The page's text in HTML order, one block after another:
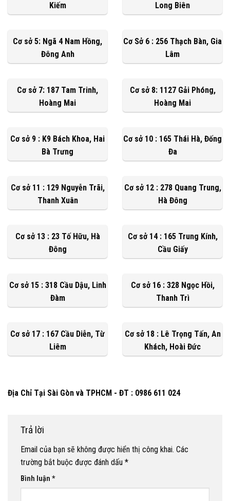
Kiếm
Long Biên
Cơ sở 5: Ngã 4 Nam Hồng,
Đông Anh
Cơ Sở 6 : 256 Thạch Bàn, Gia
Lâm
Cơ sở 7: 187 Tam Trinh,
Hoàng Mai
Cơ sở 8: 1127 Gải Phóng,
Hoàng Mai
Cơ sở 9 : K9 Bách Khoa, Hai
Bà Trưng
Cơ sở 10 : 165 Thái Hà, Đống
Đa
Cơ sở 11 : 129 Nguyễn Trãi,
Thanh Xuân
Cơ sở 12 : 278 Quang Trung,
Hà Đông
Cơ sở 13 : 23 Tố Hữu, Hà
Đông
Cơ sở 14 : 165 Trung Kính,
Cầu Giấy
Cơ sở 15 : 318 Cầu Dậu, Linh
Đàm
Cơ sở 16 : 328 Ngọc Hồi,
Thanh Trì
Cơ sở 17 : 167 Cầu Diễn, Từ
Liêm
Cơ sở 18 : Lê Trọng Tấn, An
Khách, Hoài Đức
Địa Chỉ Tại Sài Gòn và TPHCM - ĐT : 0986 611 024
Trả lời
Email của bạn sẽ không được hiển thị công khai. Các
trường bắt buộc được đánh dấu *
Bình luận *